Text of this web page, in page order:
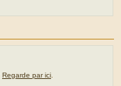
Regarde par ici